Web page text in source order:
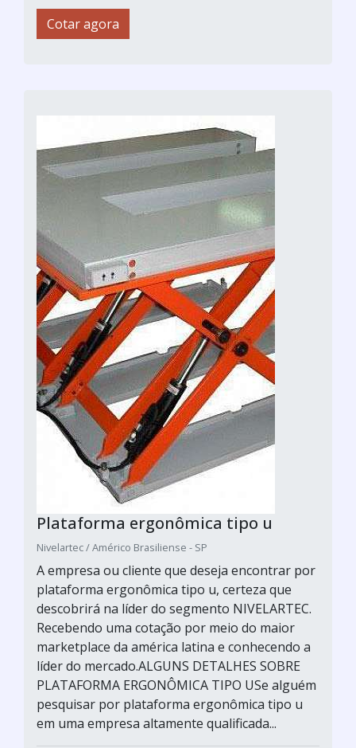
Cotar agora
Plataforma ergonômica tipo u
Nivelartec / Américo Brasiliense - SP
A empresa ou cliente que deseja encontrar por
plataforma ergonômica tipo u, certeza que
descobrirá na líder do segmento NIVELARTEC.
Recebendo uma cotação por meio do maior
marketplace da américa latina e conhecendo a
líder do mercado.ALGUNS DETALHES SOBRE
PLATAFORMA ERGONÔMICA TIPO USe alguém
pesquisar por plataforma ergonômica tipo u
em uma empresa altamente qualificada...